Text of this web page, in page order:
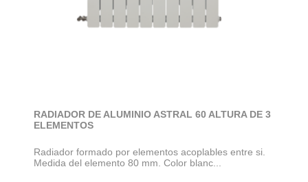
RADIADOR DE ALUMINIO ASTRAL 60 ALTURA DE 3
ELEMENTOS
Radiador formado por elementos acoplables entre si.
Medida del elemento 80 mm. Color blanc...